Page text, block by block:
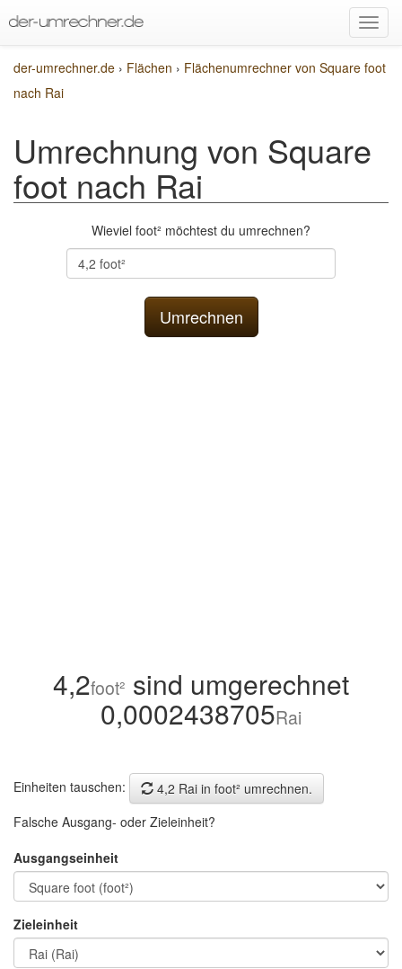
der-umrechner.de › Flächen › Flächenumrechner von Square foot
nach Rai
Umrechnung von Square
foot nach Rai
Wieviel foot² möchtest du umrechnen?
4,2foot² sind umgerechnet
0,0002438705Rai
Einheiten tauschen:
4,2 Rai in foot² umrechnen.
Falsche Ausgang- oder Zieleinheit?
Ausgangseinheit
Zieleinheit